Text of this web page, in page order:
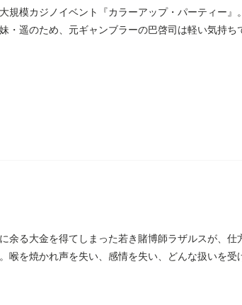
規模カジノイベント『カラーアップ・パーティー』
遥のため、元ギャンブラーの巴啓司は軽い気持ち
余る大金を得てしまった若き賭博師ラザルスが、仕
を焼かれ声を失い、感情を失い、どんな扱いを受